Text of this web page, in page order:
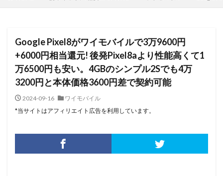
Google Pixel8がワイモバイルで3万9600円
+6000円相当還元! 後発Pixel8aより性能高くて1
万6500円も安い。4GBのシンプル2Sでも4万
3200円と本体価格3600円差で契約可能
2024-09-16
ワイモバイル
*当サイトはアフィリエイト広告を利用しています。